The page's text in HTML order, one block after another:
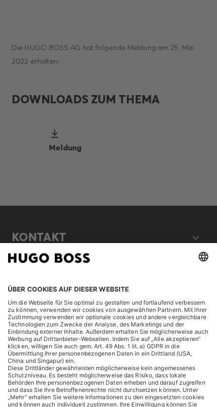
Die HUGO BOSS AG hat folgende Meldung am 25. Mai
2022 erhalten:
DOWNLOADS ZUM THEMA
Meldung
KONTAKT
ENTDECKEN
HUGO BOSS Corporate